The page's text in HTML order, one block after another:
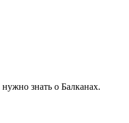
знать о Балканах.